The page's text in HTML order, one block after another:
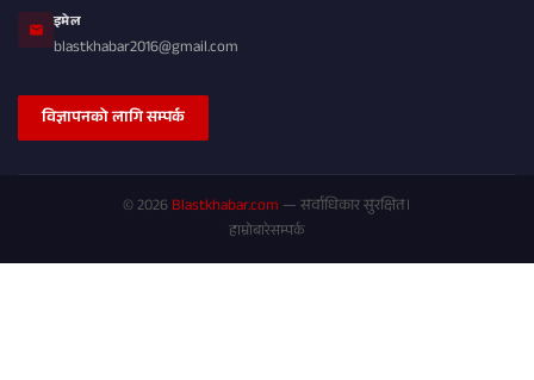
इमेल
blastkhabar2016@gmail.com
विज्ञापनको लागि सम्पर्क
© 2026Blastkhabar.com — सर्वाधिकार सुरक्षित।
हाम्रोबारेसम्पर्क